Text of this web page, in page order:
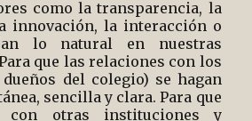
como la transparencia, la
innovación, la interacción o
lo natural en nuestras
que las relaciones con los
del colegio) se hagan
sencilla y clara. Para que
con otras instituciones y